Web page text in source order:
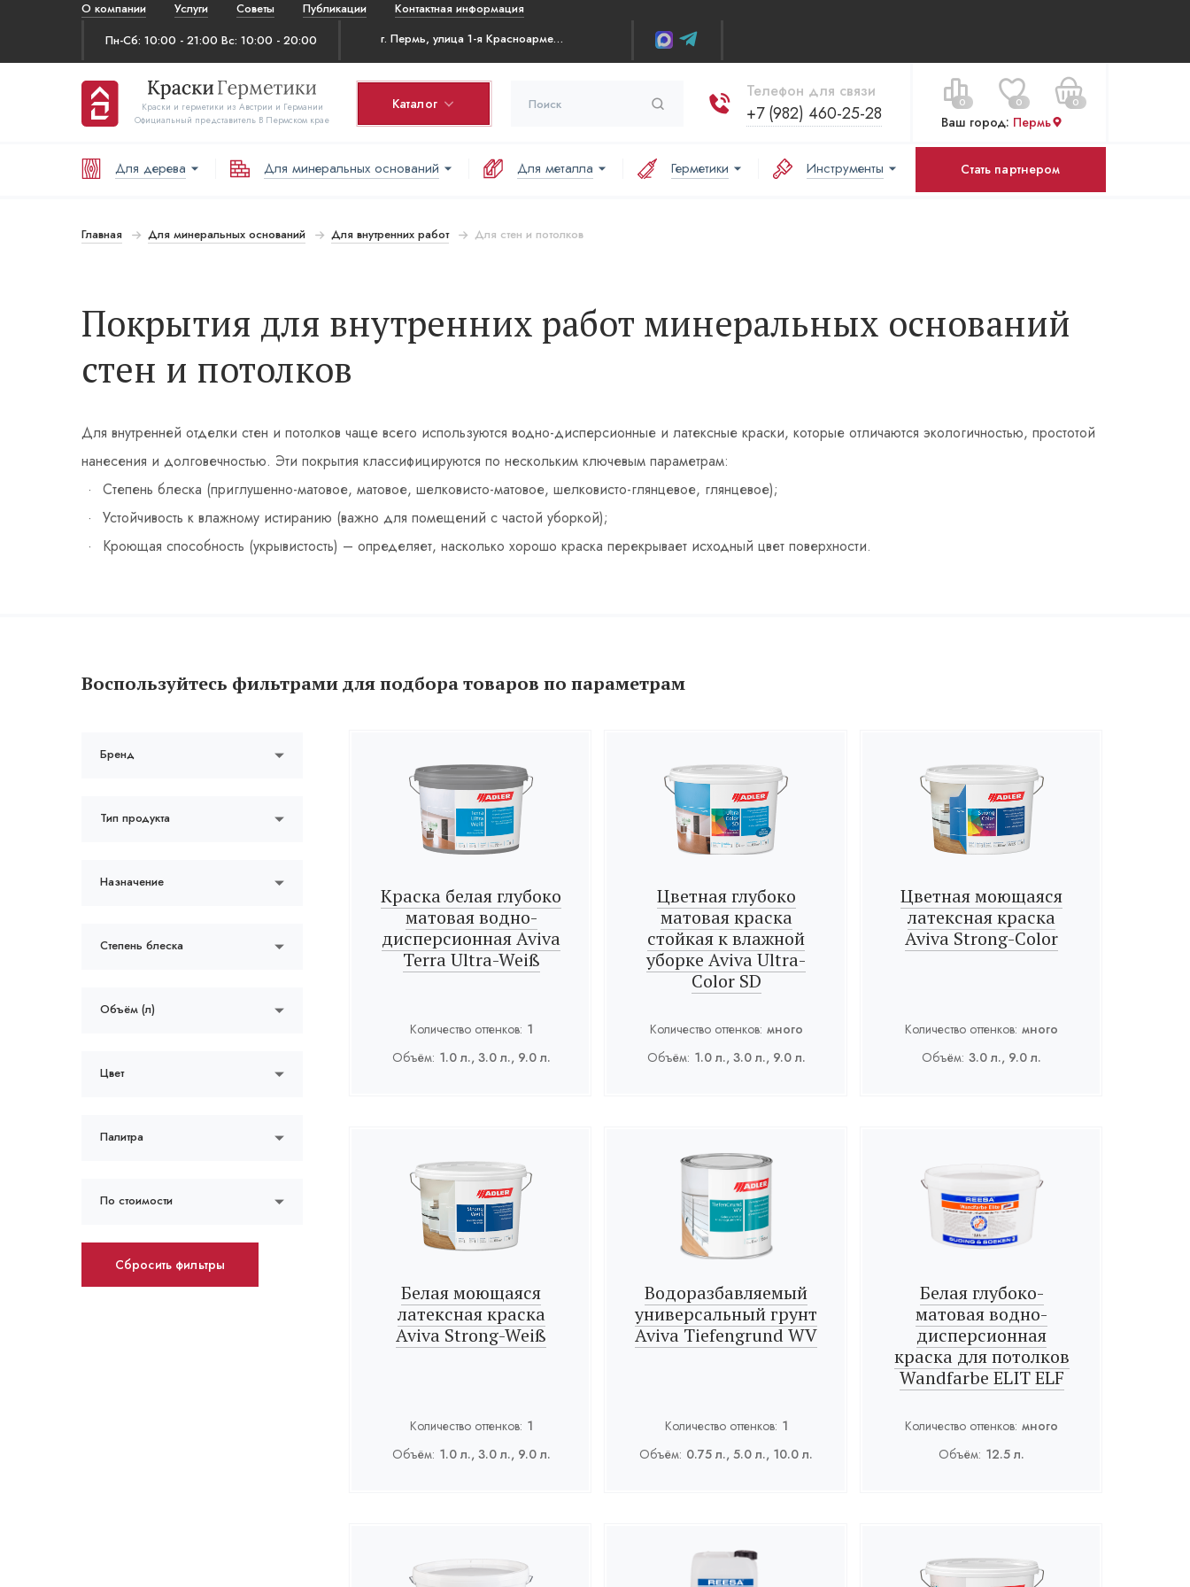
О компании Услуги Советы Публикации
Контактная информация
Пн-Сб: 10:00 - 21:00 Вс: 10:00 - 20:00
г. Пермь, улица 1-я Красноармейская д.6 ТЦ Радуга, 2-й этаж
Краски и герметики из Австрии и Германии
Официальный представитель В Пермском крае
Каталог
Телефон для связи
+7 (982) 460-25-28
0 0 0
Корзина Цена за все:
Перейти в корзину
Ваш город: Пермь
Для дерева Для минеральных оснований Для металла Герметики Инструменты Стать партнером
Главная Для минеральных оснований Для внутренних работ Для стен и потолков
Покрытия для внутренних работ минеральных оснований
стен и потолков
Для внутренней отделки стен и потолков чаще всего используются водно-дисперсионные и латексные краски, которые отличаются экологичностью, простотой
нанесения и долговечностью. Эти покрытия классифицируются по нескольким ключевым параметрам:
Степень блеска (приглушенно-матовое, матовое, шелковисто-матовое, шелковисто-глянцевое, глянцевое);
Устойчивость к влажному истиранию (важно для помещений с частой уборкой);
Кроющая способность (укрывистость) – определяет, насколько хорошо краска перекрывает исходный цвет поверхности.
Воспользуйтесь фильтрами для подбора товаров по параметрам
Бренд
Тип продукта
Назначение
Степень блеска
Объём (л)
Цвет
Палитра
По стоимости
Сбросить фильтры
Краска белая глубоко
матовая водно-
дисперсионная Aviva
Terra Ultra-Weiß
Количество оттенков: 1
Объём: 1.0 л., 3.0 л., 9.0 л.
Цветная глубоко
матовая краска
стойкая к влажной
уборке Aviva Ultra-
Color SD
Количество оттенков: много
Объём: 1.0 л., 3.0 л., 9.0 л.
Цветная моющаяся
латексная краска
Aviva Strong-Color
Количество оттенков: много
Объём: 3.0 л., 9.0 л.
Белая моющаяся
латексная краска
Aviva Strong-Weiß
Количество оттенков: 1
Объём: 1.0 л., 3.0 л., 9.0 л.
Водоразбавляемый
универсальный грунт
Aviva Tiefengrund WV
Количество оттенков: 1
Объём: 0.75 л., 5.0 л., 10.0 л.
Белая глубоко-
матовая водно-
дисперсионная
краска для потолков
Wandfarbe ELIT ELF
Количество оттенков: много
Объём: 12.5 л.